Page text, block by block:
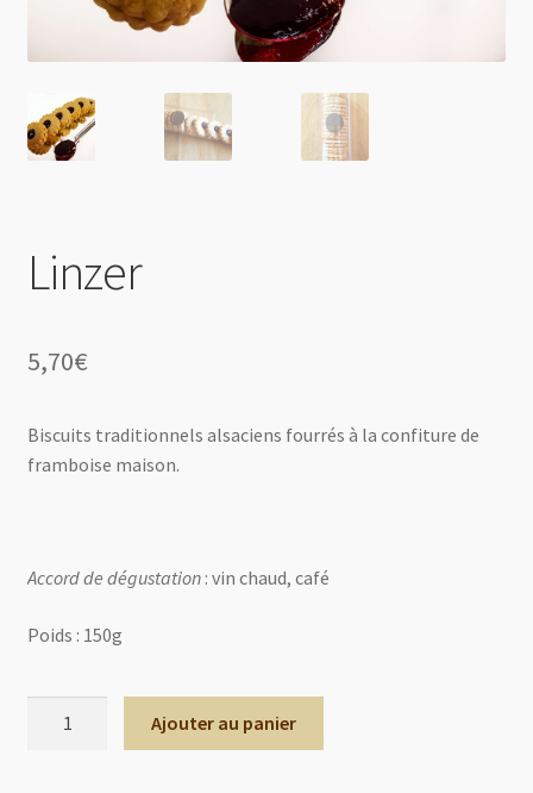
Linzer
5,70€
Biscuits traditionnels alsaciens fourrés à la confiture de
framboise maison.
Accord de dégustation: vin chaud, café
Poids : 150g
Ajouter au panier